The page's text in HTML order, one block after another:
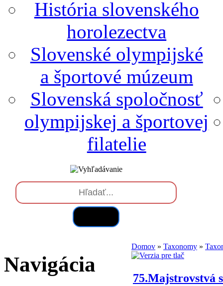
História slovenského
horolezectva
Slovenské olympijské
a športové múzeum
Slovenská spoločnosť
olympijskej a športovej
filatelie
Navigácia
Domov » Taxonomy »
75.Majstrovstvá